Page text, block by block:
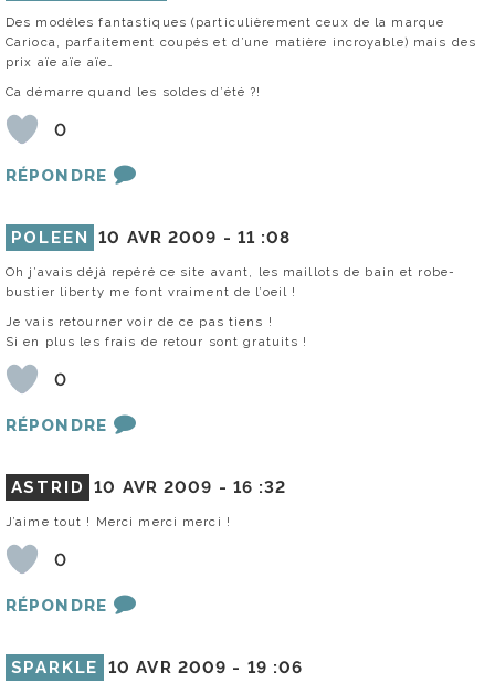
Des modèles fantastiques (particulièrement ceux de la marque
Carioca, parfaitement coupés et d’une matière incroyable) mais des
prix aïe aïe aïe…
Ca démarre quand les soldes d’été ?!
0
RÉPONDRE
POLEEN 10 AVR 2009 - 11 :08
Oh j’avais déjà repéré ce site avant, les maillots de bain et robe-
bustier liberty me font vraiment de l’oeil !
Je vais retourner voir de ce pas tiens !
Si en plus les frais de retour sont gratuits !
0
RÉPONDRE
ASTRID 10 AVR 2009 - 16 :32
J’aime tout ! Merci merci merci !
0
RÉPONDRE
SPARKLE 10 AVR 2009 - 19 :06